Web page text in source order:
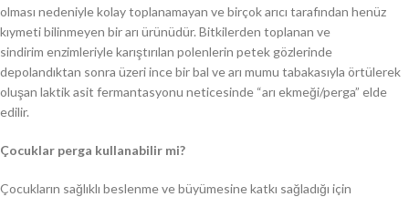
olması nedeniyle kolay toplanamayan ve birçok arıcı tarafından henüz
kıymeti bilinmeyen bir arı ürünüdür. Bitkilerden toplanan ve
sindirim enzimleriyle karıştırılan polenlerin petek gözlerinde
depolandıktan sonra üzeri ince bir bal ve arı mumu tabakasıyla örtülerek
oluşan laktik asit fermantasyonu neticesinde “arı ekmeği/perga” elde
edilir.
Çocuklar perga kullanabilir mi?
Çocukların sağlıklı beslenme ve büyümesine katkı sağladığı için